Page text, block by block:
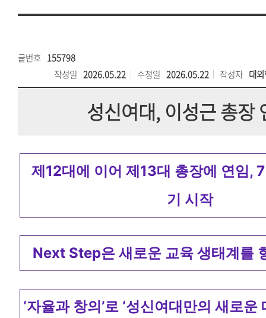
글번호 155798
작성일 2026.05.22 수정일 2026.05.22 작성자 대
성신여대, 이성근 총장
제12대에 이어 제13대 총장에 연임,
기 시작
Next Step은 새로운 교육 생태계를
‘자율과 창의’로 ‘성신여대만의 새로운